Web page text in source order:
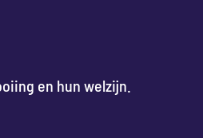
en hun welzijn.